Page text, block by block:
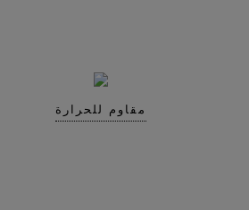
مقاوم للحرارة